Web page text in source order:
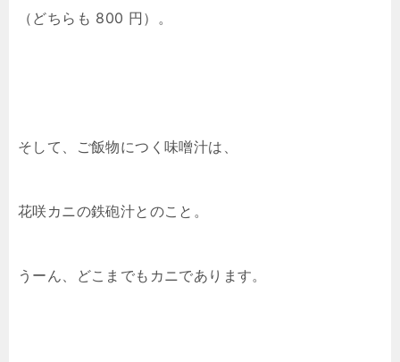
（どちらも 800 円）。
そして、ご飯物につく味噌汁は、
花咲カニの鉄砲汁とのこと。
うーん、どこまでもカニであります。